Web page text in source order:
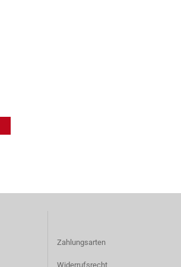
Zahlungsarten
Widerrufsrecht